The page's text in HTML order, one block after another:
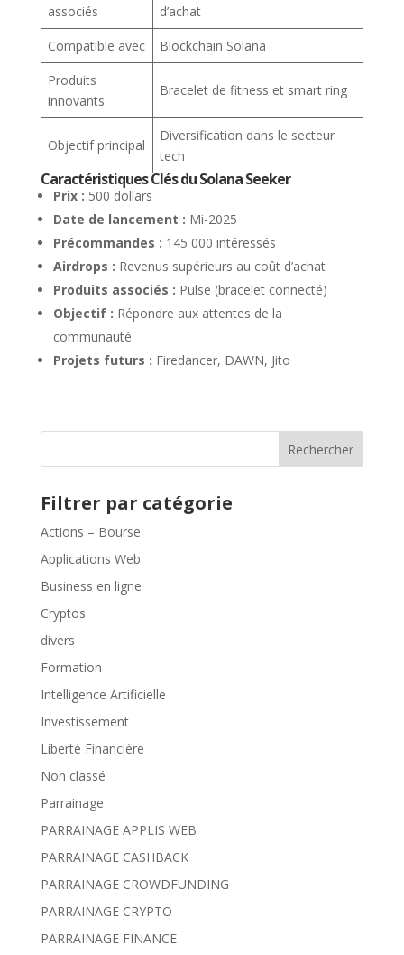
associés
d’achat
Compatible avec
Blockchain Solana
Produits
innovants
Bracelet de fitness et smart ring
Objectif principal
Diversification dans le secteur
tech
Caractéristiques Clés du Solana Seeker
Prix : 500 dollars
Date de lancement : Mi-2025
Précommandes : 145 000 intéressés
Airdrops : Revenus supérieurs au coût d’achat
Produits associés : Pulse (bracelet connecté)
Objectif : Répondre aux attentes de la
communauté
Projets futurs : Firedancer, DAWN, Jito
Rechercher
Filtrer par catégorie
Actions – Bourse
Applications Web
Business en ligne
Cryptos
divers
Formation
Intelligence Artificielle
Investissement
Liberté Financière
Non classé
Parrainage
PARRAINAGE APPLIS WEB
PARRAINAGE CASHBACK
PARRAINAGE CROWDFUNDING
PARRAINAGE CRYPTO
PARRAINAGE FINANCE